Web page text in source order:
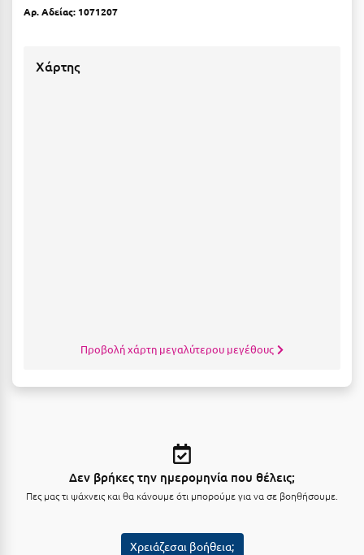
Πόρος
Πρέβεζα
Σέρρες
Αρ. Αδείας: 1071207
Χάρτης
Προβολή χάρτη μεγαλύτερου μεγέθους
Δεν βρήκες την ημερομηνία που θέλεις;
Πες μας τι ψάχνεις και θα κάνουμε ότι μπορούμε για να σε βοηθήσουμε.
Χρειάζεσαι βοήθεια;